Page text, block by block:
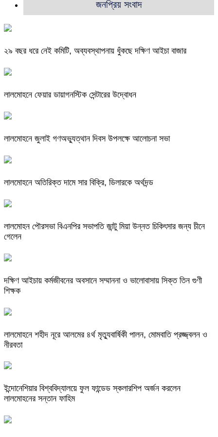
জনপ্রিয় সংবাদ
২৯ বছর ধরে নেই কমিটি, অব্যবস্থাপনায় ধুঁকছে দক্ষিণ আইচা বাজার
লালমোহনে ফেয়ার ডায়াগনস্টিক সেন্টারের উদ্বোধন
লালমোহনে জুলাই গণঅভ্যুত্থান দিবস উপলক্ষে আলোচনা সভা
লালমোহনে অতিরিক্ত দামে সার বিক্রি, ডিলারকে অর্থদন্ড
লালমোহন পৌরসভা বিএনপির সভাপতি জান্টু মিয়া উন্নত চিকিৎসার জন্য চীনে
গেলেন
দক্ষিণ আইচায় কর্মজীবনের অবসানে সম্মাননা ও ভালোবাসায় সিক্ত তিন গুণী
শিক্ষক
লালমোহনে শহীদ নূরে আলমের ৪র্থ মৃত্যুবার্ষিকী পালন, মোমবাতি প্রজ্জ্বলন ও
নীরবতা
ইন্দোনেশিয়ার বিশ্ববিদ্যালয়ে ফুল ফান্ডেড স্কলারশিপ অর্জন করলেন
লালমোহনের সন্তান ফাহিম